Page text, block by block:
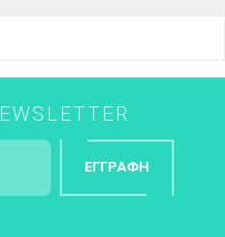
Mother of
fruit extract, parfum
ΕΓΓΡΑΦΉ